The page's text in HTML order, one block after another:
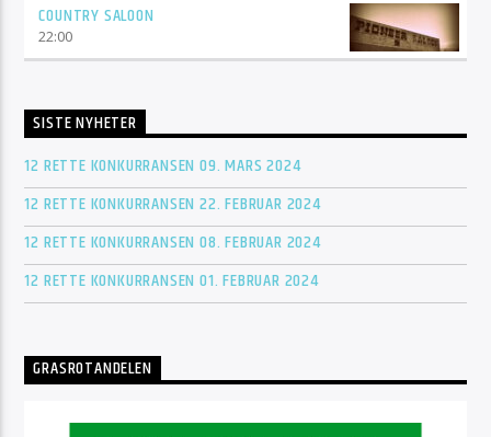
COUNTRY SALOON
22:00
SISTE NYHETER
12 RETTE KONKURRANSEN 09. MARS 2024
12 RETTE KONKURRANSEN 22. FEBRUAR 2024
12 RETTE KONKURRANSEN 08. FEBRUAR 2024
12 RETTE KONKURRANSEN 01. FEBRUAR 2024
GRASROTANDELEN